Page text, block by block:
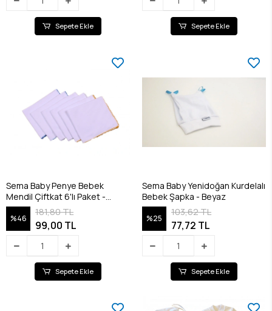
Sepete Ekle Sepete Ekle
Sema Baby Penye Bebek
Mendil Çiftkat 6'lı Paket -
RENKLİ
%46
181,80 TL
99,00 TL
Sepete Ekle
Sema Baby Yenidoğan Kurdelalı
Bebek Şapka - Beyaz
%25
103,62 TL
77,72 TL
Sepete Ekle